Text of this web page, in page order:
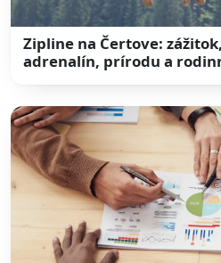
Zipline na Čertove:
adrenalín, prírodu a